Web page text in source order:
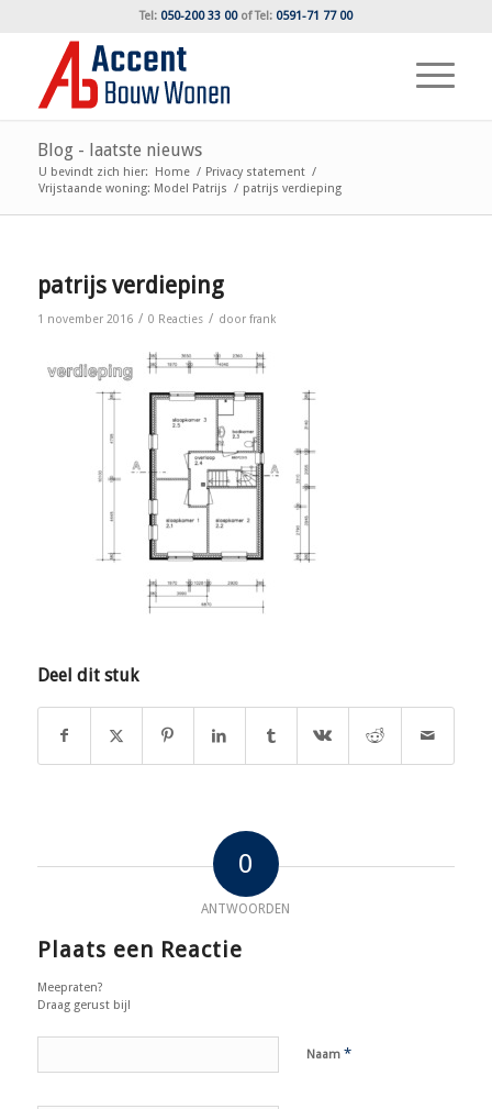
Tel: 050-200 33 00ofTel: 0591-71 77 00
Blog - laatste nieuws
U bevindt zich hier: Home / Privacy statement /
Vrijstaande woning: Model Patrijs / patrijs verdieping
patrijs verdieping
1 november 2016 / 0 Reacties / door frank
Deel dit stuk
0
ANTWOORDEN
Plaats een Reactie
Meepraten?
Draag gerust bij!
Naam *